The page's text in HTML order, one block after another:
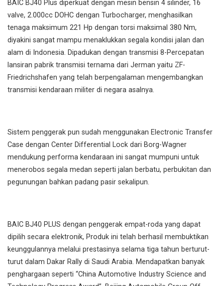
BAIC BJ40 Plus diperkuat dengan mesin bensin 4 silinder, 16
valve, 2.000cc DOHC dengan Turbocharger, menghasilkan
tenaga maksimum 221 Hp dengan torsi maksimal 380 Nm,
diyakini sangat mampu menaklukkan segala kondisi jalan dan
alam di Indonesia. Dipadukan dengan transmisi 8-Percepatan
lansiran pabrik transmisi ternama dari Jerman yaitu ZF-
Friedrichshafen yang telah berpengalaman mengembangkan
transmisi kendaraan militer di negara asalnya.
Sistem penggerak pun sudah menggunakan Electronic Transfer
Case dengan Center Differential Lock dari Borg-Wagner
mendukung performa kendaraan ini sangat mumpuni untuk
menerobos segala medan seperti jalan berbatu, perbukitan dan
pegunungan bahkan padang pasir sekalipun.
BAIC BJ40 PLUS dengan penggerak empat-roda yang dapat
dipilih secara elektronik, Produk ini telah berhasil membuktikan
keunggulannya melalui prestasinya selama tiga tahun berturut-
turut dalam Dakar Rally di Saudi Arabia. Mendapatkan banyak
penghargaan seperti “China Automotive Industry Science and